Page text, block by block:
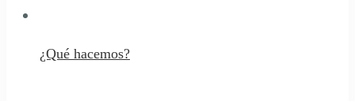
¿Qué hacemos?